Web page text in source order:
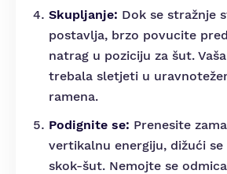
Skupljanje: Dok se stražnje
postavlja, brzo povucite
natrag u poziciju za šut.
trebala sletjeti u
ramena.
Podignite se: Prenesite
vertikalnu energiju, dižući se
skok-šut. Nemojte se